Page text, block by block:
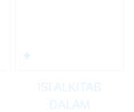
ISI ALKITAB
DALAM